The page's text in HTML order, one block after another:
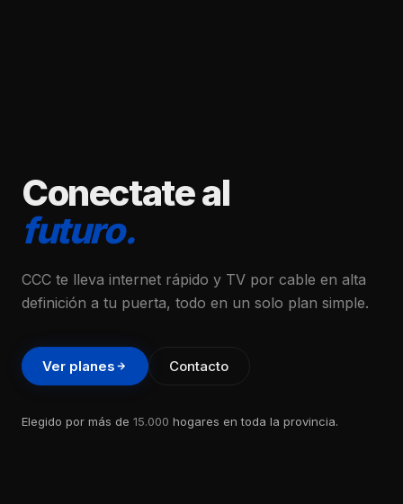
Conectate al
futuro.
CCC te lleva internet rápido y TV por cable en alta
definición a tu puerta, todo en un solo plan simple.
Ver planes Contacto
Elegido por más de 15.000 hogares en toda la provincia.